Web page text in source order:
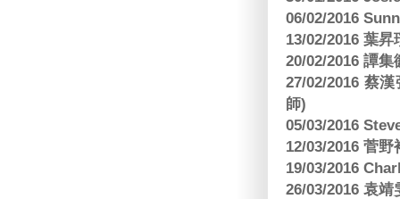
06/02/2016
13/02/2016 葉
20/02/2016 譚
27/02/2016 蔡
師)
05/03/2016
12/03/2016 菅
19/03/2016
26/03/2016 袁